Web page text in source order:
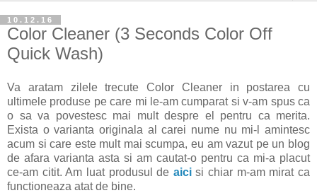
10.12.16
Color Cleaner (3 Seconds Color Off
Quick Wash)
Va aratam zilele trecute Color Cleaner in postarea cu
ultimele produse pe care mi le-am cumparat si v-am spus ca
o sa va povestesc mai mult despre el pentru ca merita.
Exista o varianta originala al carei nume nu mi-l amintesc
acum si care este mult mai scumpa, eu am vazut pe un blog
de afara varianta asta si am cautat-o pentru ca mi-a placut
ce-am citit. Am luat produsul de aicisi chiar m-am mirat ca
functioneaza atat de bine.